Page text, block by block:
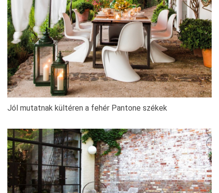
Jól mutatnak kültéren a fehér Pantone székek